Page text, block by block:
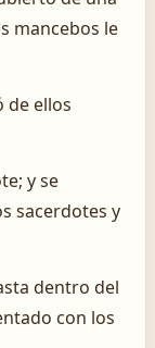
mancebos le
de ellos
y se
sacerdotes y
dentro del
con los